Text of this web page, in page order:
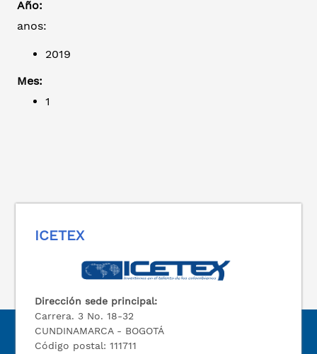
Año:
anos:
2019
Mes:
1
ICETEX
Dirección sede principal:
Carrera. 3 No. 18-32
CUNDINAMARCA - BOGOTÁ
Código postal: 111711